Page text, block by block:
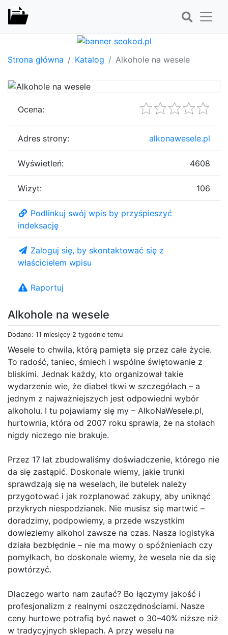
Strona główna Katalog Alkohole na wesele
Alkohole na wesele
Dodano: 11 miesięcy 2 tygodnie temu
Wesele to chwila, którą pamięta się przez całe życie.
To radość, taniec, śmiech i wspólne świętowanie z
bliskimi. Jednak każdy, kto organizował takie
wydarzenie wie, że diabeł tkwi w szczegółach – a
jednym z najważniejszych jest odpowiedni wybór
alkoholu. I tu pojawiamy się my – AlkoNaWesele.pl,
hurtownia, która od 2007 roku sprawia, że na stołach
nigdy niczego nie brakuje.
Przez 17 lat zbudowaliśmy doświadczenie, którego nie
da się zastąpić. Doskonale wiemy, jakie trunki
sprawdzają się na weselach, ile butelek należy
przygotować i jak rozplanować zakupy, aby uniknąć
przykrych niespodzianek. Nie musisz się martwić –
doradzimy, podpowiemy, a przede wszystkim
dowieziemy alkohol zawsze na czas. Nasza logistyka
działa bezbłędnie – nie ma mowy o spóźnieniach czy
pomyłkach, bo doskonale wiemy, że wesela nie da się
powtórzyć.
Dlaczego warto nam zaufać? Bo łączymy jakość i
profesjonalizm z realnymi oszczędnościami. Nasze
ceny hurtowe potrafią być nawet o 30–40% niższe niż
w tradycyjnych sklepach. A przy weselu na
Ocena:
Adres strony: alkonawesele.pl
Wyświetleń: 4608
Wizyt: 106
Podlinkuj swój wpis by przyśpieszyć
indeksację
Zaloguj się, by skontaktować się z
właścicielem wpisu
Raportuj